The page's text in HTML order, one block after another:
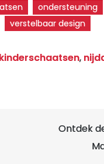
ondersteuning
verstelbaar design
,
Ontdek